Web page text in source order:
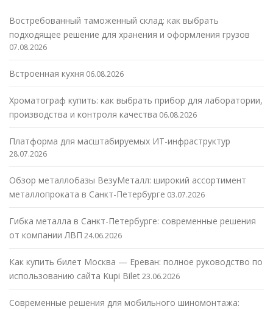
Востребованный таможенный склад: как выбрать
подходящее решение для хранения и оформления грузов
07.08.2026
Встроенная кухня 06.08.2026
Хроматограф купить: как выбрать прибор для лаборатории,
производства и контроля качества 06.08.2026
Платформа для масштабируемых ИТ-инфраструктур
28.07.2026
Обзор металлобазы ВезуМеталл: широкий ассортимент
металлопроката в Санкт-Петербурге 03.07.2026
Гибка металла в Санкт-Петербурге: современные решения
от компании ЛВП 24.06.2026
Как купить билет Москва — Ереван: полное руководство по
использованию сайта Kupi Bilet23.06.2026
Современные решения для мобильного шиномонтажа: